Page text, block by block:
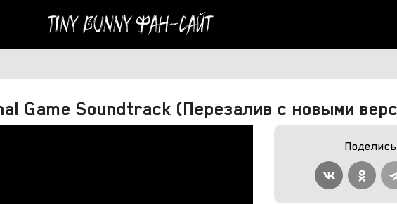
Tiny BunnyФан-сайт
Game Soundtrack (Перезалив с новыми